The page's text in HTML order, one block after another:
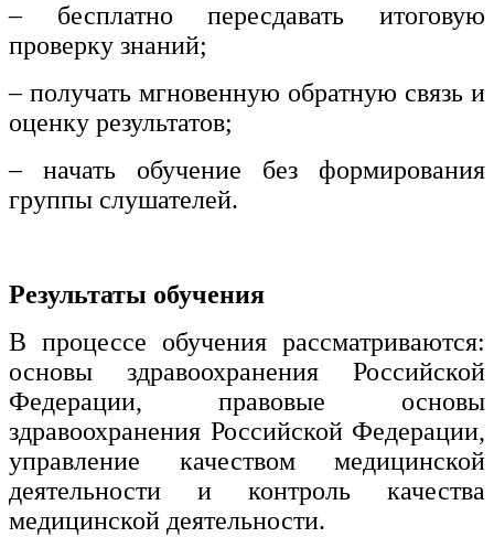
– бесплатно пересдавать итоговую
проверку знаний;
– получать мгновенную обратную связь и
оценку результатов;
– начать обучение без формирования
группы слушателей.
Результаты обучения
В процессе обучения рассматриваются:
основы здравоохранения Российской
Федерации, правовые основы
здравоохранения Российской Федерации,
управление качеством медицинской
деятельности и контроль качества
медицинской деятельности.